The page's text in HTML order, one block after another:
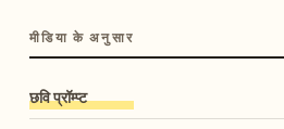
मीडिया के अनुसार
छवि प्रॉम्प्ट